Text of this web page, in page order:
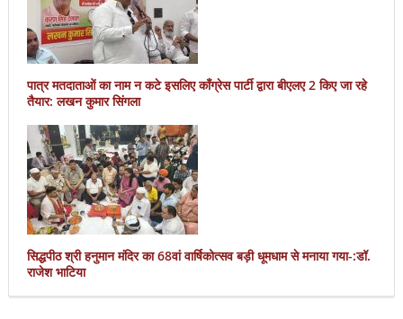
पात्र मतदाताओं का नाम न कटे इसलिए काँग्रेस पार्टी द्वारा बीएलए 2 किए जा रहे
तैयार: लखन कुमार सिंगला
सिद्धपीठ श्री हनुमान मंदिर का 68वां वार्षिकोत्सव बड़ी धूमधाम से मनाया गया-:डॉ.
राजेश भाटिया